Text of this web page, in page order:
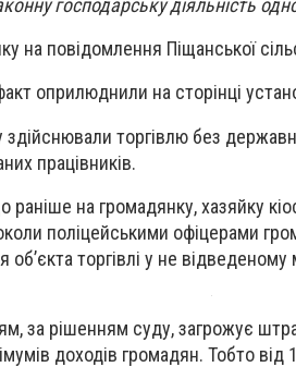
господарську діяльність
на повідомлення Піщанської
оприлюднили на сторінці
торгівлю без
працівників.
на громадянку, хазяйку
поліцейськими офіцерами
торгівлі у не відведеному
за рішенням суду, загрожує
доходів громадян. Тобто